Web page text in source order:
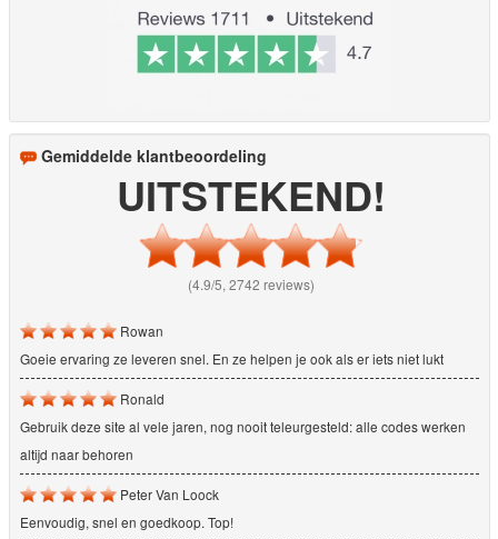
Gemiddelde klantbeoordeling
UITSTEKEND!
(4.9/5, 2742 reviews)
Rowan
Goeie ervaring ze leveren snel. En ze helpen je ook als er iets niet lukt
Ronald
Gebruik deze site al vele jaren, nog nooit teleurgesteld: alle codes werken
altijd naar behoren
Peter Van Loock
Eenvoudig, snel en goedkoop. Top!